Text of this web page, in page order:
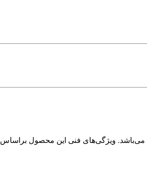
می‌باشد. ویژگی‌های فنی این محصول براساس